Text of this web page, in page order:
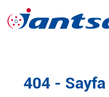
404 - Sayfa